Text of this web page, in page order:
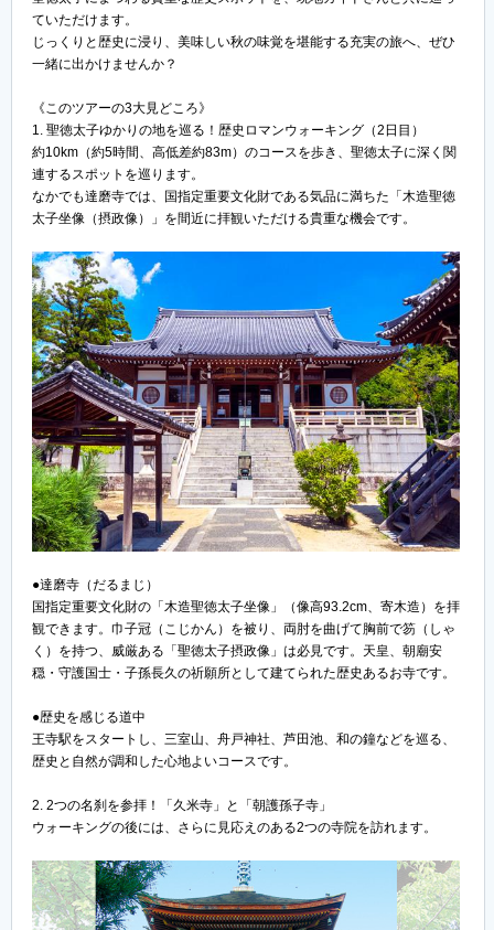
ていただけます。
じっくりと歴史に浸り、美味しい秋の味覚を堪能する充実の旅へ、ぜひ
一緒に出かけませんか？
《このツアーの3大見どころ》
1. 聖徳太子ゆかりの地を巡る！歴史ロマンウォーキング（2日目）
約10km（約5時間、高低差約83m）のコースを歩き、聖徳太子に深く関
連するスポットを巡ります。
なかでも達磨寺では、国指定重要文化財である気品に満ちた「木造聖徳
太子坐像（摂政像）」を間近に拝観いただける貴重な機会です。
●達磨寺（だるまじ）
国指定重要文化財の「木造聖徳太子坐像」（像高93.2cm、寄木造）を拝
観できます。巾子冠（こじかん）を被り、両肘を曲げて胸前で笏（しゃ
く）を持つ、威厳ある「聖徳太子摂政像」は必見です。天皇、朝廟安
穏・守護国士・子孫長久の祈願所として建てられた歴史あるお寺です。
●歴史を感じる道中
王寺駅をスタートし、三室山、舟戸神社、芦田池、和の鐘などを巡る、
歴史と自然が調和した心地よいコースです。
2. 2つの名刹を参拝！「久米寺」と「朝護孫子寺」
ウォーキングの後には、さらに見応えのある2つの寺院を訪れます。